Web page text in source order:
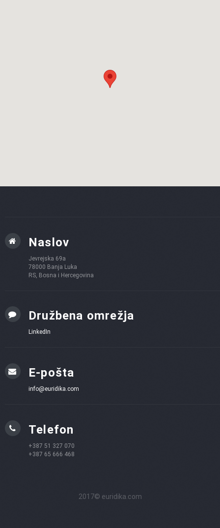
Naslov
Jevrejska 69a
78000 Banja Luka
RS, Bosna i Hercegovina
Družbena omrežja
LinkedIn
E-pošta
info@euridika.com
Telefon
+387 51 327 070
+387 65 666 468
2017© euridika.com